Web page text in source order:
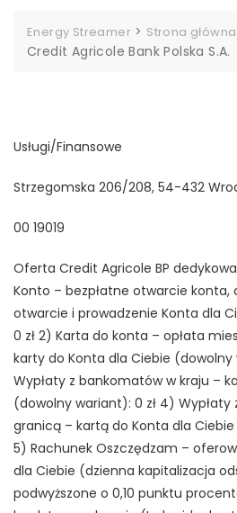
Energy Streamer > Strona główna
Credit Agricole Bank Polska S.A.
Usługi/Finansowe
Strzegomska 206/208, 54-432
00 19019
Oferta Credit Agricole BP
Konto – bezpłatne otwarcie konta,
otwarcie i prowadzenie Konta dla
0 zł 2) Karta do konta – opłata
karty do Konta dla Ciebie (dowolny
Wypłaty z bankomatów w kraju –
(dowolny wariant): 0 zł 4)
granicą – kartą do Konta dla
5) Rachunek Oszczędzam –
dla Ciebie (dzienna kapitalizacja
podwyższone o 0,10 punktu